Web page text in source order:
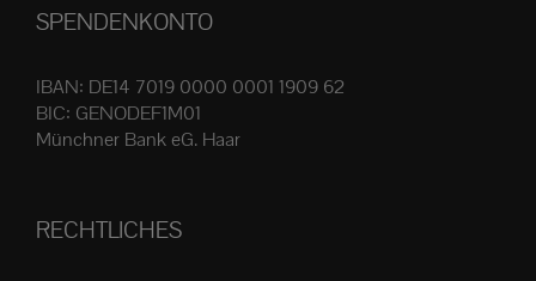
SPENDENKONTO
IBAN: DE14 7019 0000 0001 1909 62
BIC: GENODEF1M01
Münchner Bank eG. Haar
RECHTLICHES